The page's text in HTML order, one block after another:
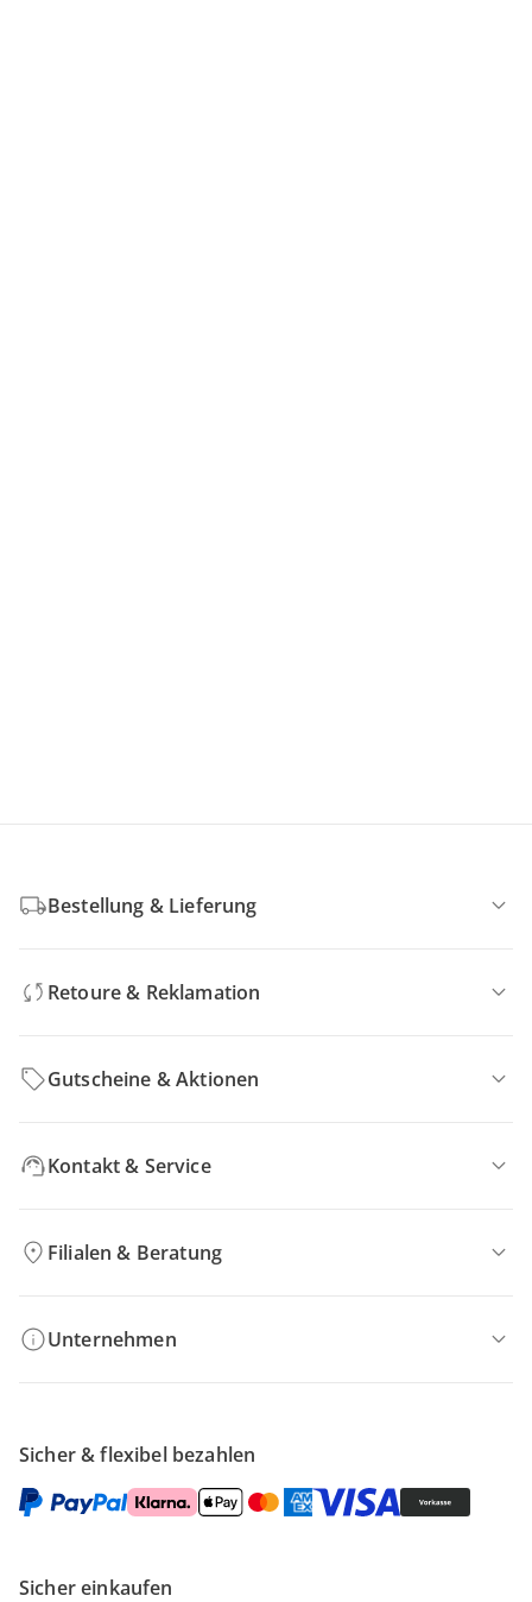
Bestellung & Lieferung
Retoure & Reklamation
Gutscheine & Aktionen
Kontakt & Service
Filialen & Beratung
Unternehmen
Sicher & flexibel bezahlen
Sicher einkaufen